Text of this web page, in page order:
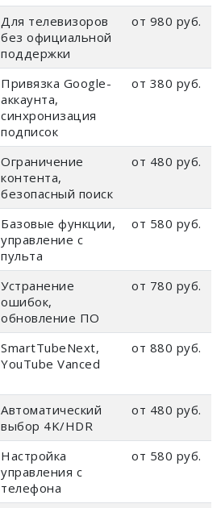
Для телевизоров
без официальной
поддержки
от 980 руб.
Привязка Google-
аккаунта,
синхронизация
подписок
от 380 руб.
Ограничение
контента,
безопасный поиск
от 480 руб.
Базовые функции,
управление с
пульта
от 580 руб.
Устранение
ошибок,
обновление ПО
от 780 руб.
SmartTubeNext,
YouTube Vanced
от 880 руб.
Автоматический
выбор 4K/HDR
от 480 руб.
Настройка
управления с
телефона
от 580 руб.